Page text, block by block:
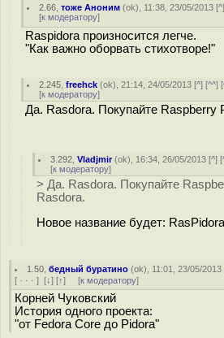
2.66 ,тоже Аноним (ok), 11:38, 23/05/2013 [^
[к модератору]
Raspidora произносится легче.
"Как важно оборвать стихотворе!"
2.245 ,freehck (ok), 21:14, 24/05/2013 [^] [^^] [
[к модератору]
Да. Rasdora. Покупайте Raspberry
3.292 ,Vladjmir(ok), 16:34, 26/05/2013 [^] [
[к модератору]
> Да. Rasdora. Покупайте
Rasdora.
Новое название будет:
1.50 ,бедный буратино (ok), 11:01, 23/05/2013
[ · · · ] [↓] [↑] [к модератору]
Корней Чуковский
История одного проекта:
"от Fedora Core до Pidora"